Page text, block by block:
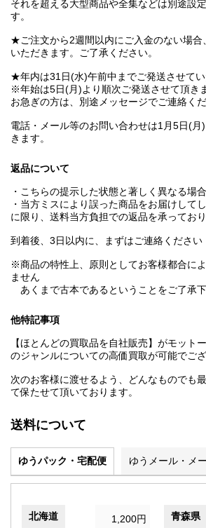
それを超える大型商品や全集などは別途設
す。
★ご注文から2週間以内にご入金のない場合
いただきます。ご了承ください。
★年内は31日(水)午前中までご発送させてい
※年始は5日(月)より順次ご発送させて頂き
お急ぎの方は、別途メッセージでご連絡くだ
電話・メール等のお問い合わせは1月5日(
きます。
返品について
・こちらの提示した状態と著しく異なる場合
・当方ミスにより誤った商品をお届けして
に限り、送料当方負担での返品を承ってお
到着後、3日以内に、まずはご連絡ください
※商品の特性上、原則としてお客様都合に
ません
あくまで古本であるということをご了承
他特記事項
【ほとんどの買取品を自社販売】がモット
のジャンルについての高価買取が可能でござ
次のお客様に渡せるよう、どんなものでも
て保たせて頂いております。
送料について
ゆうパック・宅配便 ゆうメール・メ
北海道 1,200円 青森県